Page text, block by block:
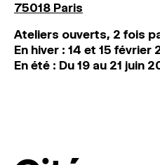
75018 Paris
Ateliers ouverts, 2 fois
En hiver : 14 et 15 février
En été : Du 19 au 21 juin